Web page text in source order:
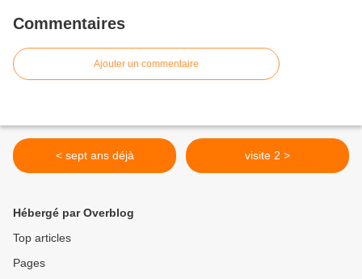
Commentaires
Ajouter un commentaire
< sept ans déjà visite 2 >
Hébergé par Overblog
Top articles
Pages